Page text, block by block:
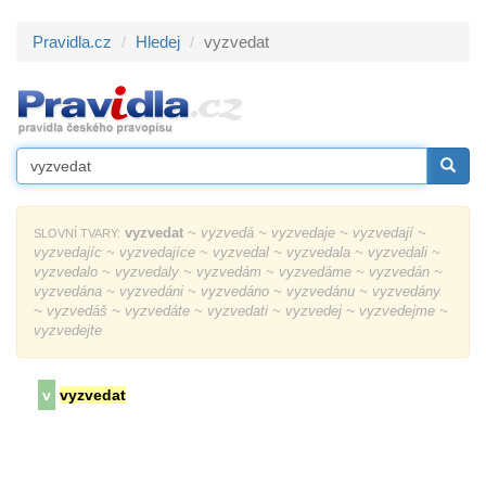
Pravidla.cz Hledej vyzvedat
SLOVNÍ TVARY: vyzvedat ~ vyzvedá ~ vyzvedaje ~ vyzvedají ~
vyzvedajíc ~ vyzvedajíce ~ vyzvedal ~ vyzvedala ~ vyzvedali ~
vyzvedalo ~ vyzvedaly ~ vyzvedám ~ vyzvedáme ~ vyzvedán ~
vyzvedána ~ vyzvedáni ~ vyzvedáno ~ vyzvedánu ~ vyzvedány
~ vyzvedáš ~ vyzvedáte ~ vyzvedati ~ vyzvedej ~ vyzvedejme ~
vyzvedejte
v vyzvedat